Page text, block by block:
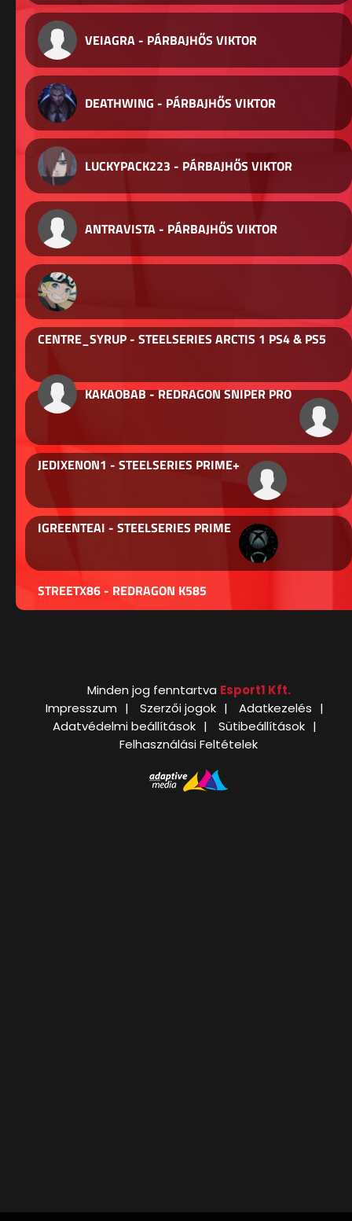
VEIAGRA - PÁRBAJHŐS VIKTOR
DEATHWING - PÁRBAJHŐS VIKTOR
LUCKYPACK223 - PÁRBAJHŐS VIKTOR
ANTRAVISTA - PÁRBAJHŐS VIKTOR
CENTRE_SYRUP - STEELSERIES ARCTIS 1 PS4 & PS5
KAKAOBAB - REDRAGON SNIPER PRO
JEDIXENON1 - STEELSERIES PRIME+
IGREENTEAI - STEELSERIES PRIME
STREETX86 - REDRAGON K585
Minden jog fenntartva Esport1 Kft.
Impresszum
Szerzői jogok
Adatkezelés
Adatvédelmi beállítások
Sütibeállítások
Felhasználási Feltételek